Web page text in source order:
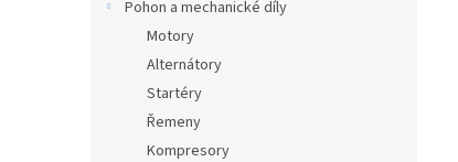
Pohon a mechanické díly
Motory
Alternátory
Startéry
Řemeny
Kompresory